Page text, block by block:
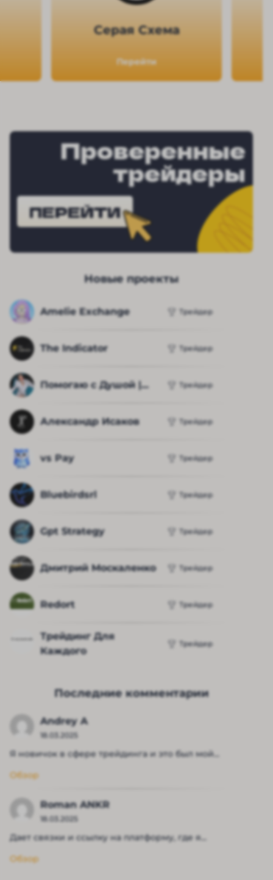
Серая Схема
Перейти
Проверенные
трейдеры
ПЕРЕЙТИ
Новые проекты
Amelie Exchange Трейдер
The Indicator Трейдер
Помогаю с Душой |... Трейдер
Александр Исаков Трейдер
vs Pay Трейдер
Bluebirdsrl Трейдер
Gpt Strategy Трейдер
Дмитрий Москаленко Трейдер
Redort Трейдер
Трейдинг Для
Каждого
Трейдер
Последние комментарии
Andrey A
18.03.2025
Я новичок в сфере трейдинга и это был мой...
Обзор
Roman ANKR
18.03.2025
Дает связки и ссылку на платформу, где я...
Обзор